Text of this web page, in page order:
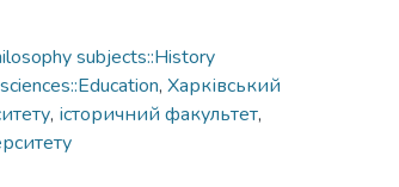
subjects::History
, Харківський
, історичний факультет,